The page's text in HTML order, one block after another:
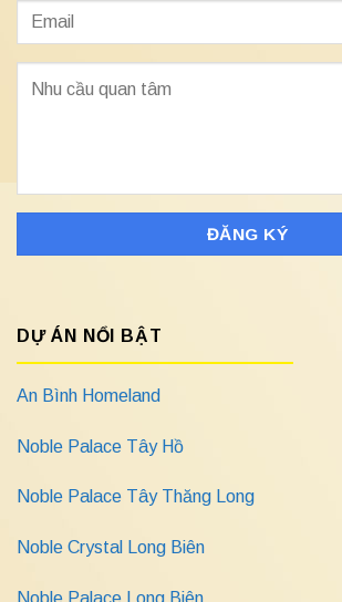
DỰ ÁN NỔI BẬT
An Bình Homeland
Noble Palace Tây Hồ
Noble Palace Tây Thăng Long
Noble Crystal Long Biên
Noble Palace Long Biên